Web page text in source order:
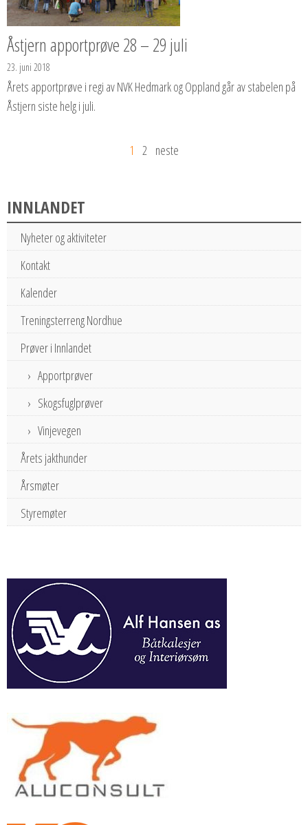
Åstjern apportprøve 28 – 29 juli
23. juni 2018
Årets apportprøve i regi av NVK Hedmark og Oppland går av stabelen på
Åstjern siste helg i juli.
1 2 neste
INNLANDET
Nyheter og aktiviteter
Kontakt
Kalender
Treningsterreng Nordhue
Prøver i Innlandet
Apportprøver
Skogsfuglprøver
Vinjevegen
Årets jakthunder
Årsmøter
Styremøter